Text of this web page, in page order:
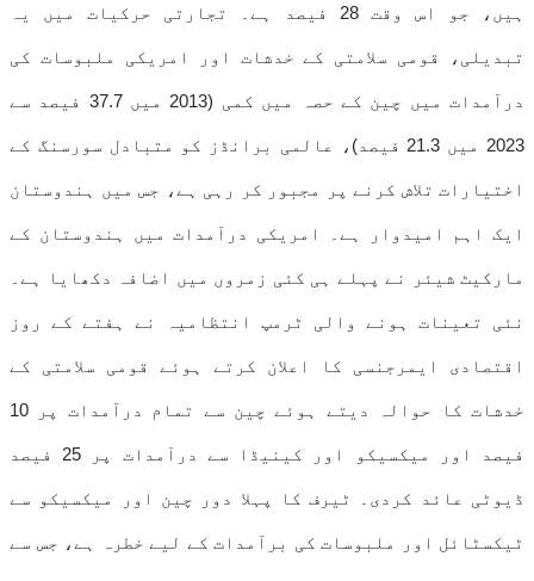
ہیں، جو اس وقت 28 فیصد ہے۔ تجارتی حرکیات میں یہ
تبدیلی، قومی سلامتی کے خدشات اور امریکی ملبوسات کی
درآمدات میں چین کے حصہ میں کمی (2013 میں 37.7 فیصد سے
2023 میں 21.3 فیصد)، عالمی برانڈز کو متبادل سورسنگ کے
اختیارات تلاش کرنے پر مجبور کر رہی ہے، جس میں ہندوستان
ایک اہم امیدوار ہے۔ امریکی درآمدات میں ہندوستان کے
مارکیٹ شیئر نے پہلے ہی کئی زمروں میں اضافہ دکھایا ہے۔
نئی تعینات ہونے والی ٹرمپ انتظامیہ نے ہفتے کے روز
اقتصادی ایمرجنسی کا اعلان کرتے ہوئے قومی سلامتی کے
خدشات کا حوالہ دیتے ہوئے چین سے تمام درآمدات پر 10
فیصد اور میکسیکو اور کینیڈا سے درآمدات پر 25 فیصد
ڈیوٹی عائد کردی۔ ٹیرف کا پہلا دور چین اور میکسیکو سے
ٹیکسٹائل اور ملبوسات کی برآمدات کے لیے خطرہ ہے، جس سے